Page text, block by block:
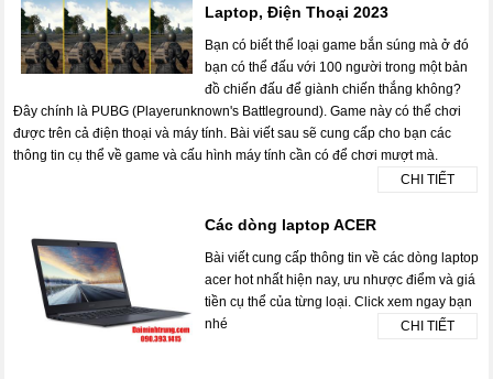
Laptop, Điện Thoại 2023
Bạn có biết thể loại game bắn súng mà ở đó
bạn có thể đấu với 100 người trong một bản
đồ chiến đấu để giành chiến thắng không?
Đây chính là PUBG (Playerunknown's Battleground). Game này có thể chơi
được trên cả điện thoại và máy tính. Bài viết sau sẽ cung cấp cho bạn các
thông tin cụ thể về game và cấu hình máy tính cần có để chơi mượt mà.
CHI TIẾT
Các dòng laptop ACER
Bài viết cung cấp thông tin về các dòng laptop
acer hot nhất hiện nay, ưu nhược điểm và giá
tiền cụ thể của từng loại. Click xem ngay bạn
nhé
CHI TIẾT